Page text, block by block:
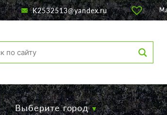
K2532513@yandex.ru
Выберите город